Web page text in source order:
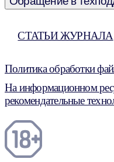
СТАТЬИ ЖУРНАЛА
Политика обработки
На информационном
рекомендательные